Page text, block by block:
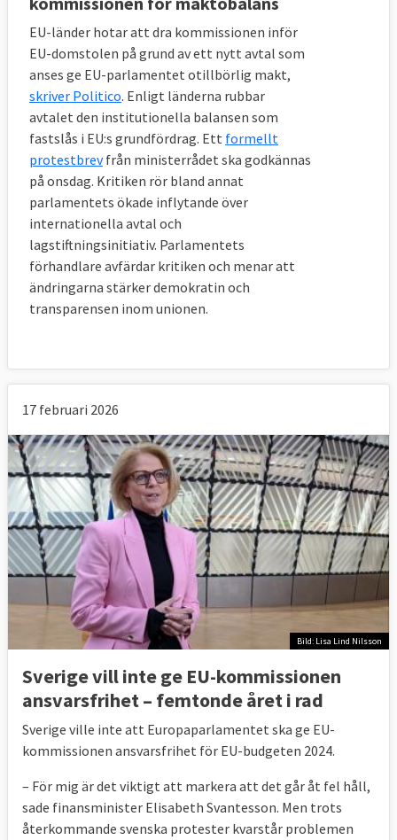
EU-länder hotar att dra kommissionen inför
EU-domstolen på grund av ett nytt avtal som
anses ge EU-parlamentet otillbörlig makt,
skriver Politico. Enligt länderna rubbar
avtalet den institutionella balansen som
fastslås i EU:s grundfördrag. Ett formellt
protestbrevfrån ministerrådet ska godkännas
på onsdag. Kritiken rör bland annat
parlamentets ökade inflytande över
internationella avtal och
lagstiftningsinitiativ. Parlamentets
förhandlare avfärdar kritiken och menar att
ändringarna stärker demokratin och
transparensen inom unionen.
17 februari 2026
Bild: Lisa Lind Nilsson
Sverige vill inte ge EU-kommissionen
ansvarsfrihet – femtonde året i rad
Sverige ville inte att Europaparlamentet ska ge EU-
kommissionen ansvarsfrihet för EU-budgeten 2024.
– För mig är det viktigt att markera att det går åt fel håll,
sade finansminister Elisabeth Svantesson. Men trots
återkommande svenska protester kvarstår problemen